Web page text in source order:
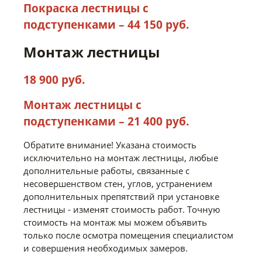
Покраска лестницы с
подступенками – 44 150 руб.
Монтаж лестницы
18 900 руб.
Монтаж лестницы с
подступенками – 21 400 руб.
Обратите внимание! Указана стоимость
исключительно на монтаж лестницы, любые
дополнительные работы, связанные с
несовершенством стен, углов, устранением
дополнительных препятствий при установке
лестницы - изменят стоимость работ. Точную
стоимость на монтаж мы можем объявить
только после осмотра помещения специалистом
и совершения необходимых замеров.